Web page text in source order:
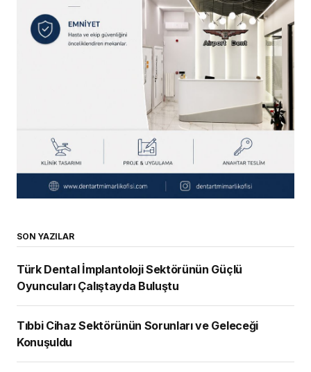
SON YAZILAR
Türk Dental İmplantoloji Sektörünün Güçlü
Oyuncuları Çalıştayda Buluştu
Tıbbi Cihaz Sektörünün Sorunları ve Geleceği
Konuşuldu